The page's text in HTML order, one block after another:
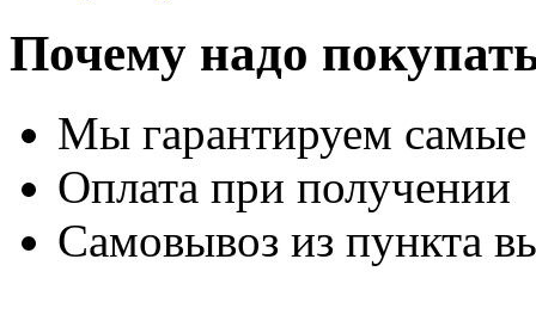
Почему надо
Мы гарантируем
Оплата при получении
Самовывоз из пункта